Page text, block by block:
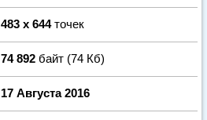
483 x 644точек
74 892 байт (74 Кб)
17 Августа 2016